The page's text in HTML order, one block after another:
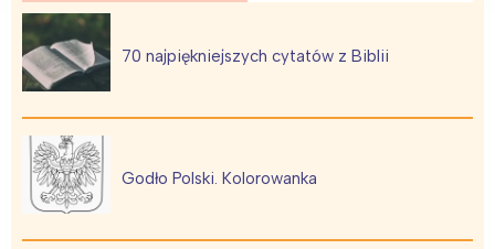
70 najpiękniejszych cytatów z Biblii
Godło Polski. Kolorowanka